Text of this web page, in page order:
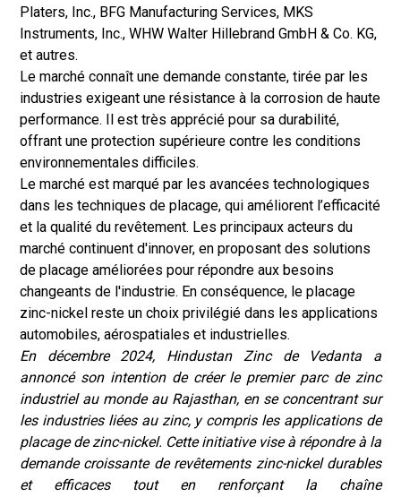
Platers, Inc., BFG Manufacturing Services, MKS
Instruments, Inc., WHW Walter Hillebrand GmbH & Co. KG,
et autres.
Le marché connaît une demande constante, tirée par les
industries exigeant une résistance à la corrosion de haute
performance. Il est très apprécié pour sa durabilité,
offrant une protection supérieure contre les conditions
environnementales difficiles.
Le marché est marqué par les avancées technologiques
dans les techniques de placage, qui améliorent l’efficacité
et la qualité du revêtement. Les principaux acteurs du
marché continuent d'innover, en proposant des solutions
de placage améliorées pour répondre aux besoins
changeants de l'industrie. En conséquence, le placage
zinc-nickel reste un choix privilégié dans les applications
automobiles, aérospatiales et industrielles.
En décembre 2024, Hindustan Zinc de Vedanta a
annoncé son intention de créer le premier parc de zinc
industriel au monde au Rajasthan, en se concentrant sur
les industries liées au zinc, y compris les applications de
placage de zinc-nickel. Cette initiative vise à répondre à la
demande croissante de revêtements zinc-nickel durables
et efficaces tout en renforçant la chaîne